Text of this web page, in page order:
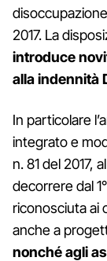
2017. La
introduce
alla indennità
In particolare
integrato e
n. 81 del 2017,
decorrere dal
riconosciuta ai
anche a
nonché agli